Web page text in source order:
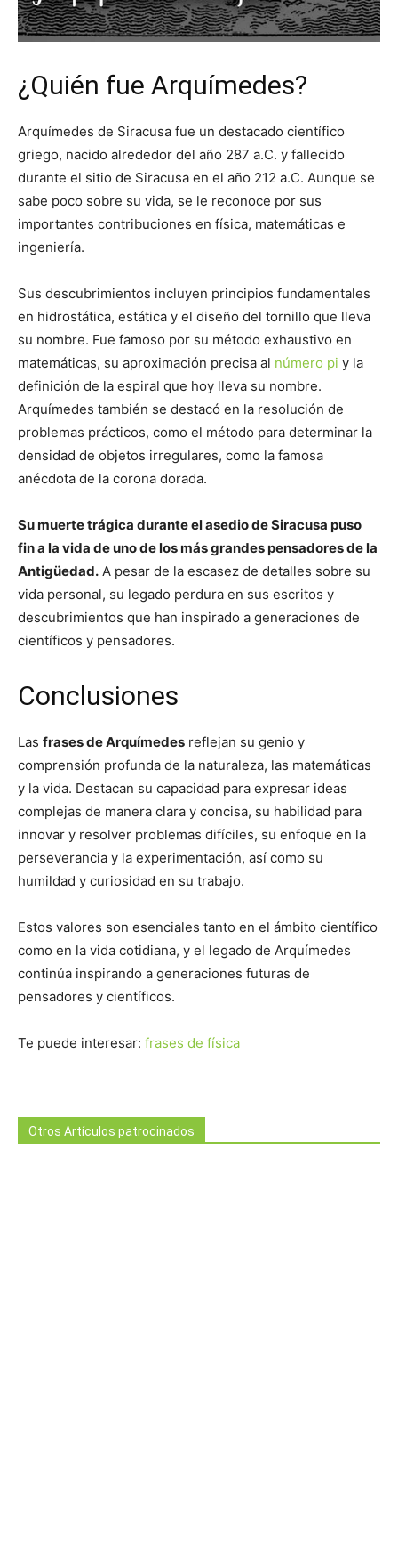
¿Quién fue Arquímedes?
Arquímedes de Siracusa fue un destacado científico
griego, nacido alrededor del año 287 a.C. y fallecido
durante el sitio de Siracusa en el año 212 a.C. Aunque se
sabe poco sobre su vida, se le reconoce por sus
importantes contribuciones en física, matemáticas e
ingeniería.
Sus descubrimientos incluyen principios fundamentales
en hidrostática, estática y el diseño del tornillo que lleva
su nombre. Fue famoso por su método exhaustivo en
matemáticas, su aproximación precisa al número pi y la
definición de la espiral que hoy lleva su nombre.
Arquímedes también se destacó en la resolución de
problemas prácticos, como el método para determinar la
densidad de objetos irregulares, como la famosa
anécdota de la corona dorada.
Su muerte trágica durante el asedio de Siracusa puso
fin a la vida de uno de los más grandes pensadores de la
Antigüedad. A pesar de la escasez de detalles sobre su
vida personal, su legado perdura en sus escritos y
descubrimientos que han inspirado a generaciones de
científicos y pensadores.
Conclusiones
Las frases de Arquímedes reflejan su genio y
comprensión profunda de la naturaleza, las matemáticas
y la vida. Destacan su capacidad para expresar ideas
complejas de manera clara y concisa, su habilidad para
innovar y resolver problemas difíciles, su enfoque en la
perseverancia y la experimentación, así como su
humildad y curiosidad en su trabajo.
Estos valores son esenciales tanto en el ámbito científico
como en la vida cotidiana, y el legado de Arquímedes
continúa inspirando a generaciones futuras de
pensadores y científicos.
Te puede interesar: frases de física
Otros Artículos patrocinados